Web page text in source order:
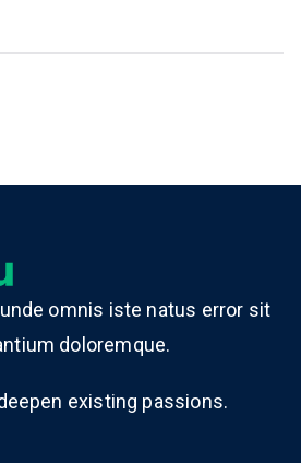
omnis iste natus error sit
doloremque.
existing passions.